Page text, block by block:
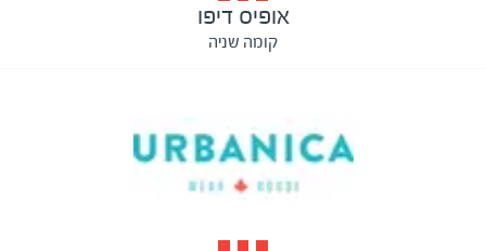
אופיס דיפו
קומה שניה